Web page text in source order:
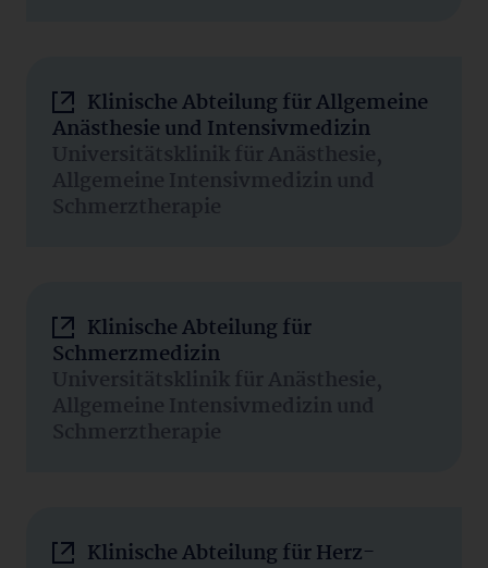
Klinische Abteilung für Allgemeine
Anästhesie und Intensivmedizin
Universitätsklinik für Anästhesie,
Allgemeine Intensivmedizin und
Schmerztherapie
Klinische Abteilung für
Schmerzmedizin
Universitätsklinik für Anästhesie,
Allgemeine Intensivmedizin und
Schmerztherapie
Klinische Abteilung für Herz-